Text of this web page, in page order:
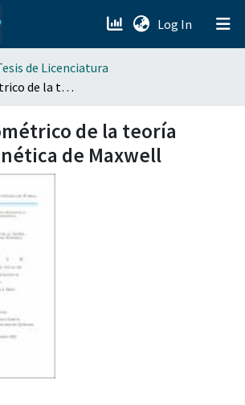
Log In (current)
de Licenciatura
Estudio geométrico de la teoría electromagnética de Maxwell
de la teoría
de Maxwell